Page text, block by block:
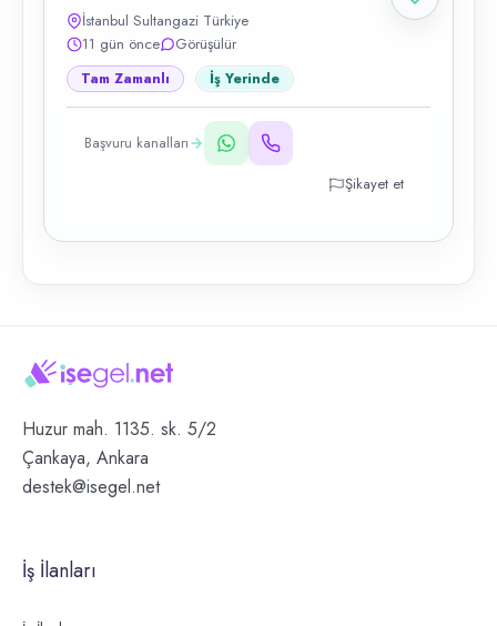
İstanbul Sultangazi Türkiye
11 gün önce
Görüşülür
Tam Zamanlı İş Yerinde
Başvuru kanalları
Şikayet et
Huzur mah. 1135. sk. 5/2
Çankaya, Ankara
destek@isegel.net
İş İlanları